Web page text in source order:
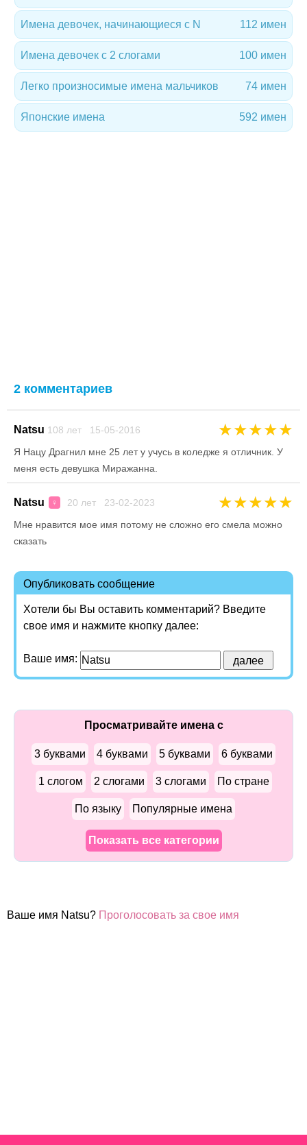
Имена девочек, начинающиеся с N 112 имен
Имена девочек с 2 слогами 100 имен
Легко произносимые имена мальчиков 74 имен
Японские имена 592 имен
2 комментариев
Natsu 108 лет 15-05-2016 ★★★★★
Я Нацу Драгнил мне 25 лет у учусь в коледже я отличник. У
меня есть девушка Миражанна.
Natsu ♀ 20 лет 23-02-2023 ★★★★★
Мне нравится мое имя потому не сложно его смела можно
сказать
Опубликовать сообщение
Хотели бы Вы оставить комментарий? Введите
свое имя и нажмите кнопку далее:
Ваше имя:
Просматривайте имена с
3 буквами 4 буквами 5 буквами 6 буквами
1 слогом 2 слогами 3 слогами По стране
По языку Популярные имена
Показать все категории
Ваше имя Natsu? Проголосовать за свое имя